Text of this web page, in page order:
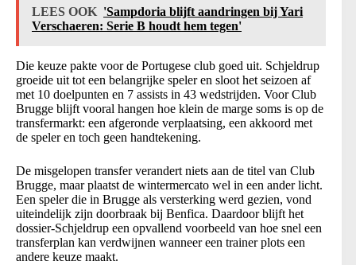
LEES OOK 'Sampdoria blijft aandringen bij Yari
Verschaeren: Serie B houdt hem tegen'
Die keuze pakte voor de Portugese club goed uit. Schjeldrup
groeide uit tot een belangrijke speler en sloot het seizoen af
met 10 doelpunten en 7 assists in 43 wedstrijden. Voor Club
Brugge blijft vooral hangen hoe klein de marge soms is op de
transfermarkt: een afgeronde verplaatsing, een akkoord met
de speler en toch geen handtekening.
De misgelopen transfer verandert niets aan de titel van Club
Brugge, maar plaatst de wintermercato wel in een ander licht.
Een speler die in Brugge als versterking werd gezien, vond
uiteindelijk zijn doorbraak bij Benfica. Daardoor blijft het
dossier-Schjeldrup een opvallend voorbeeld van hoe snel een
transferplan kan verdwijnen wanneer een trainer plots een
andere keuze maakt.